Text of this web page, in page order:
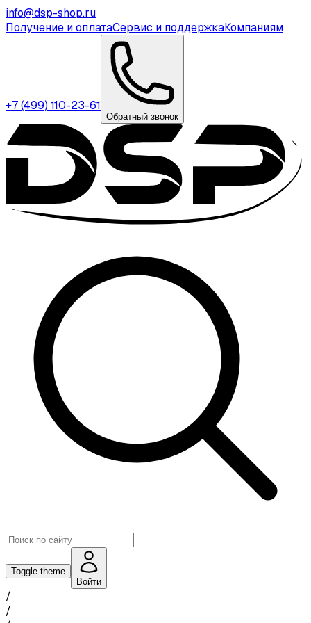
info@dsp-shop.ru
Получение и оплатаСервис и поддержкаКомпаниям
+7 (499) 110-23-61
Обратный звонок
Toggle theme
Войти
/
/